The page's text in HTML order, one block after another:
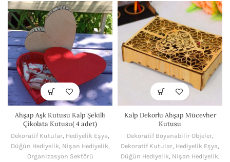
Ahşap Aşk Kutusu Kalp Şekilli
Çikolata Kutusu( 4 adet)
Dekoratif Kutular, Hediyelik Eşya,
Düğün Hediyelik, Nişan Hediyelik,
Organizasyon Sektörü
Kalp Dekorlu Ahşap Mücevher
Kutusu
Dekoratif Boyanabilir Objeler,
Dekoratif Kutular, Hediyelik Eşya,
Düğün Hediyelik, Nişan Hediyelik,